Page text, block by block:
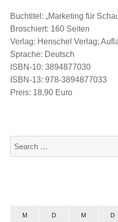
Buchtitel: „Marketing für
Broschiert: 160 Seiten
Verlag: Henschel Verlag;
Sprache: Deutsch
ISBN-10: 3894877030
ISBN-13: 978-3894877033
Preis: 18,90 Euro
M D M D